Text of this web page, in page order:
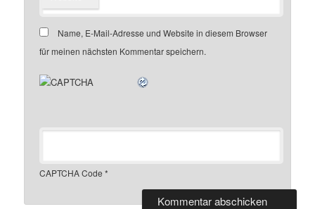
Name, E-Mail-Adresse und Website in diesem Browser
für meinen nächsten Kommentar speichern.
CAPTCHA Code *